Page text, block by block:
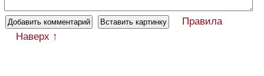
Правила
Наверх ↑